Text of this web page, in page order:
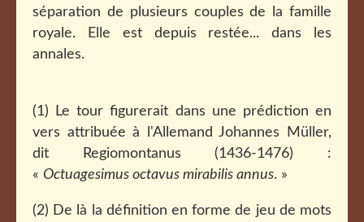
séparation de plusieurs couples de la famille
royale. Elle est depuis restée... dans les
annales.
(1) Le tour figurerait dans une prédiction en
vers attribuée à l'Allemand Johannes Müller,
dit Regiomontanus (1436-1476) :
« Octuagesimus octavus mirabilis annus. »
(2) De là la définition en forme de jeu de mots